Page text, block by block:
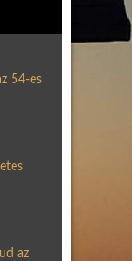
54-es
az